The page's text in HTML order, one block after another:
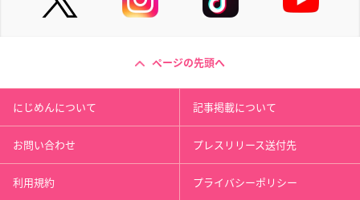
ページの先頭へ
にじめんについて 記事掲載について
お問い合わせ プレスリリース送付先
利用規約 プライバシーポリシー